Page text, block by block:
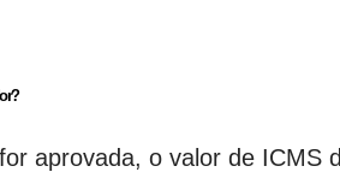
aprovada, o valor de ICMS